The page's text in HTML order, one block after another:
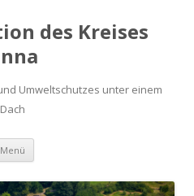
des Kreises
Umweltschutzes unter einem
Dach
Menü Zum
springen